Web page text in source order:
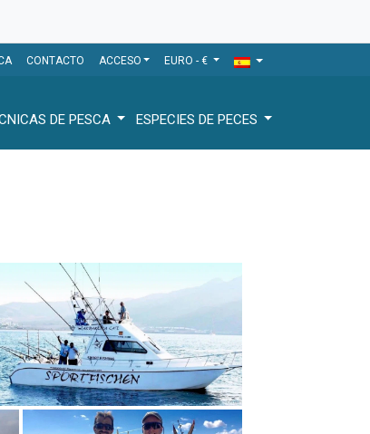
CONTACTO ACCESO EURO - €
DE PESCA ESPECIES DE PECES